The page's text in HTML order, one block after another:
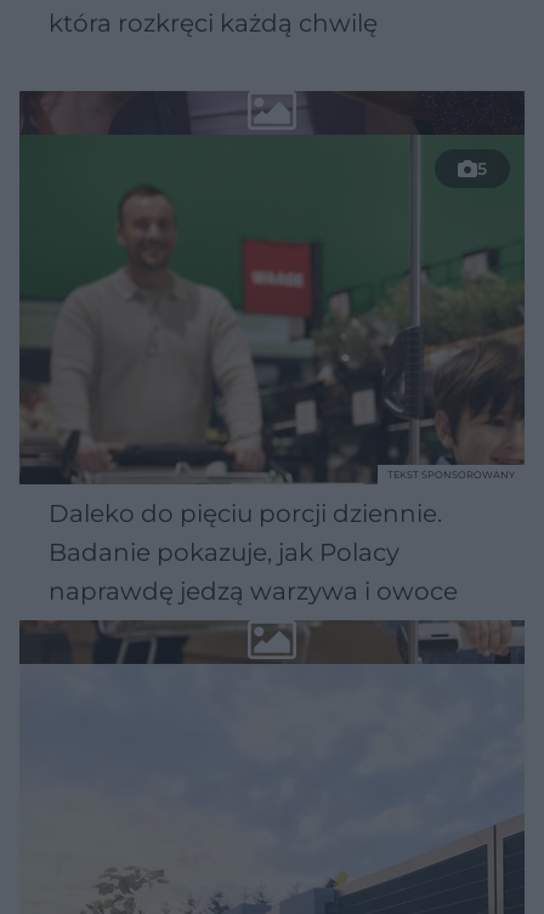
która rozkręci każdą chwilę
5
Daleko do pięciu porcji dziennie.
Badanie pokazuje, jak Polacy
naprawdę jedzą warzywa i owoce
TEKST SPONSOROWANY